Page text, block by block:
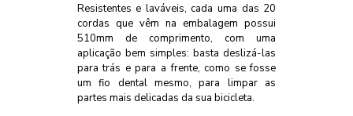
Resistentes e laváveis, cada uma das 20
cordas que vêm na embalagem possui
510mm de comprimento, com uma
aplicação bem simples: basta deslizá-las
para trás e para a frente, como se fosse
um fio dental mesmo, para limpar as
partes mais delicadas da sua bicicleta.